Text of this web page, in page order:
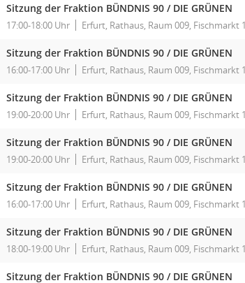
Sitzung der Fraktion BÜNDNIS 90 / DIE GRÜNEN
17:00-18:00 Uhr Erfurt, Rathaus, Raum 009, Fischmarkt
Sitzung der Fraktion BÜNDNIS 90 / DIE GRÜNEN
16:00-17:00 Uhr Erfurt, Rathaus, Raum 009, Fischmarkt
Sitzung der Fraktion BÜNDNIS 90 / DIE GRÜNEN
19:00-20:00 Uhr Erfurt, Rathaus, Raum 009, Fischmarkt
Sitzung der Fraktion BÜNDNIS 90 / DIE GRÜNEN
19:00-20:00 Uhr Erfurt, Rathaus, Raum 009, Fischmarkt
Sitzung der Fraktion BÜNDNIS 90 / DIE GRÜNEN
16:00-17:00 Uhr Erfurt, Rathaus, Raum 009, Fischmarkt
Sitzung der Fraktion BÜNDNIS 90 / DIE GRÜNEN
18:00-19:00 Uhr Erfurt, Rathaus, Raum 009, Fischmarkt
Sitzung der Fraktion BÜNDNIS 90 / DIE GRÜNEN